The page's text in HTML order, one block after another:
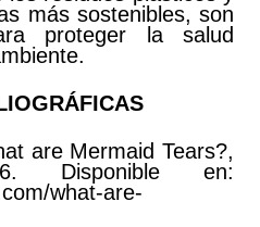
más sostenibles, son
proteger la salud
are Mermaid Tears?,
Disponible en:
what-are-